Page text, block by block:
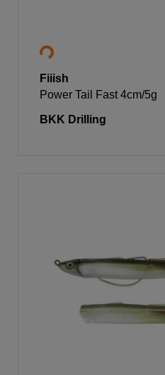
Fiiish
Power Tail Fast 4cm/5g
BKK Drilling